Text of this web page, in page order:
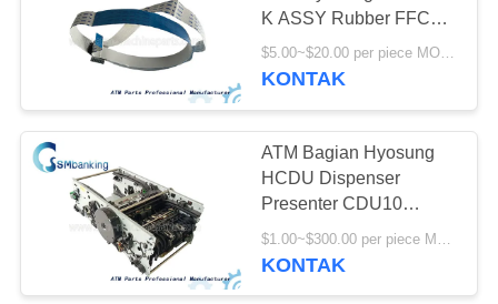
Bagian ATM Hitachi
Suku Cadang ATM
Hyosung
K ASSY Rubber FFC
Cable 4371000062
$5.00~$20.00 per piece MOQ:1 potong
KONTAK
ATM Bagian Hyosung
HCDU Dispenser
Presenter CDU10
Badan Utama
7310000709
KONTAK